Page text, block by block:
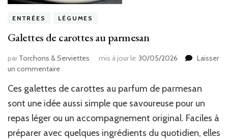
ENTRÉES LÉGUMES
Galettes de carottes au parmesan
par Torchons & Serviettes mis à jour le 30/05/2026
Laisser
un commentairesur
de
carottes
parmesan
Ces galettes de carottes au parfum de parmesan
sont une idée aussi simple que savoureuse pour un
repas léger ou un accompagnement original. Faciles à
préparer avec quelques ingrédients du quotidien, elles